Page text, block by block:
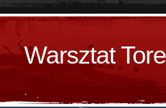
Warsztat